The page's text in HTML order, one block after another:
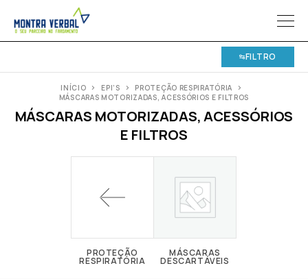
FILTRO
MÁSCARAS MOTORIZADAS, ACESSÓRIOS
E FILTROS
INÍCIO EPI’S
PROTEÇÃO RESPIRATÓRIA
MÁSCARAS MOTORIZADAS, ACESSÓRIOS E FILTROS
PROTEÇÃO
RESPIRATÓRIA
MÁSCARAS
DESCARTÁVEIS